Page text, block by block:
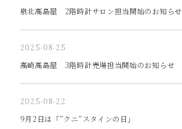
泉北高島屋 2階時計サロン担当開始のお知らせ
2025-08-25
高崎高島屋 3階時計売場担当開始のお知らせ
2025-08-22
9月2日は「”クニ”スタインの日」